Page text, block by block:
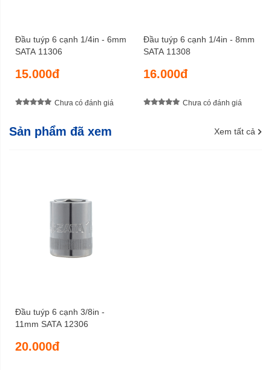
Đầu tuýp 6 cạnh 1/4in - 6mm
SATA 11306
15.000đ
Chưa có đánh giá
Đầu tuýp 6 cạnh 1/4in - 8mm
SATA 11308
16.000đ
Chưa có đánh giá
Sản phẩm đã xem Xem tất cả
Đầu tuýp 6 cạnh 3/8in -
11mm SATA 12306
20.000đ